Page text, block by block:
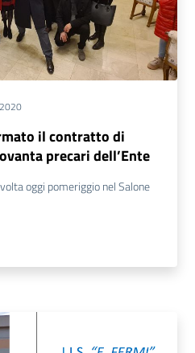
il contratto di
precari dell’Ente
oggi pomeriggio nel Salone